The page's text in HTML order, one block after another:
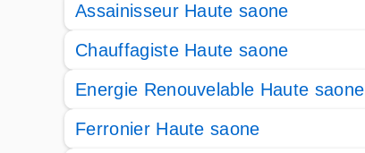
Assainisseur Haute saone
Chauffagiste Haute saone
Energie Renouvelable Haute saone
Ferronier Haute saone